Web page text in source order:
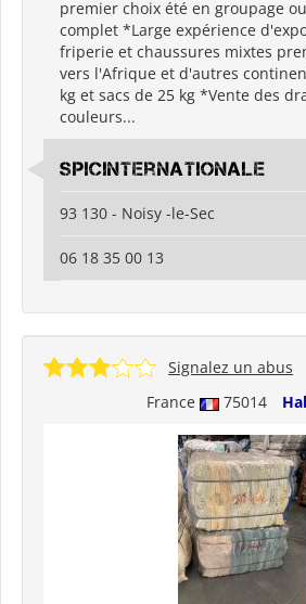
premier choix été en groupage
complet *Large expérience
friperie et chaussures mixtes
vers l'Afrique et d'autres
kg et sacs de 25 kg *Vente des
couleurs...
spicinternationale
93 130 - Noisy -le-Sec
06 18 35 00 13
France 75014
Signalez un abus